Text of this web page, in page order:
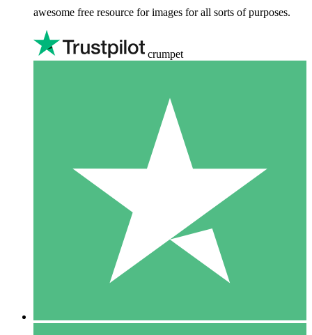
awesome free resource for images for all sorts of purposes.
crumpet